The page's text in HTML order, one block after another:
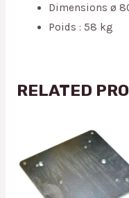
Dimensions ø
Poids : 58 kg
RELATED